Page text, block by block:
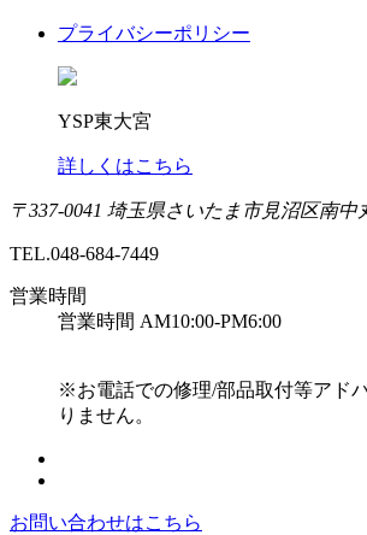
プライバシーポリシー
YSP東大宮
詳しくはこちら
〒337-0041 埼玉県さいたま市見沼区南中
TEL.048-684-7449
営業時間
営業時間 AM10:00-PM6:00
※お電話での修理/部品取付等アド
りません。
お問い合わせはこちら